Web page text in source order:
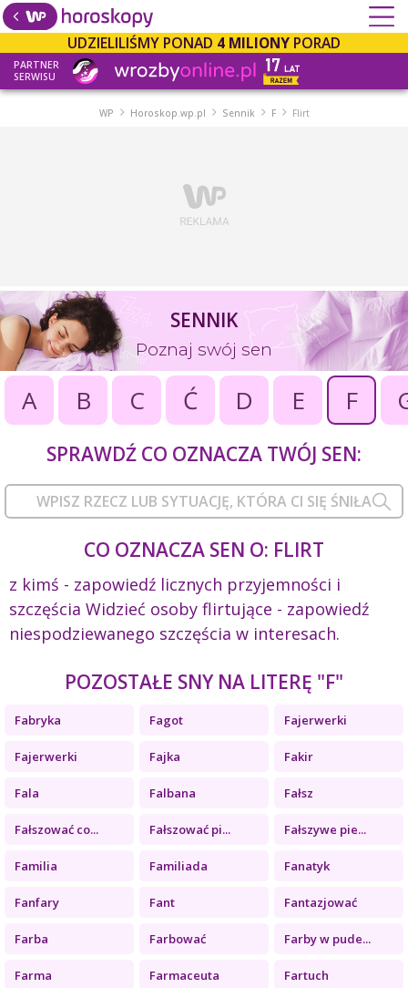
UDZIELILIŚMY PONAD 4 MILIONY PORAD
PARTNER
SERWISU
WP Horoskop.wp.pl Sennik F Flirt
SENNIK
Poznaj swój sen
A B C Ć D E F
SPRAWDŹ CO OZNACZA TWÓJ SEN:
CO OZNACZA SEN O: FLIRT
z kimś - zapowiedź licznych przyjemności i
szczęścia Widzieć osoby flirtujące - zapowiedź
niespodziewanego szczęścia w interesach.
POZOSTAŁE SNY NA LITERĘ "F"
Fabryka Fagot Fajerwerki
Fajerwerki Fajka Fakir
Fala Falbana Fałsz
Fałszować co... Fałszować pi... Fałszywe pie...
Familia Familiada Fanatyk
Fanfary Fant Fantazjować
Farba Farbować Farby w pude...
Farma Farmaceuta Fartuch